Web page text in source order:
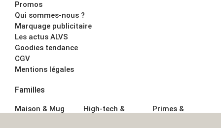
Promos
Qui sommes-nous ?
Marquage publicitaire
Les actus ALVS
Goodies tendance
CGV
Mentions légales
Familles
Maison & Mug
High-tech &
Primes &